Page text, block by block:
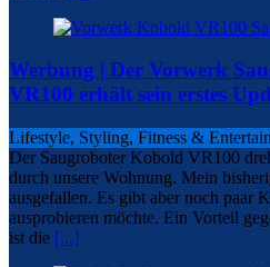
Werbung | Der Vorwerk
VR100 erhält sein erstes
Lifestyle, Styling, Fitness &
Der Saugroboter Kobold VR100
durch unsere Wohnung. Mein
ausgefallen. Es gibt aber noch paar
ausprobieren möchte. Ein Vorteil
ist die [...]